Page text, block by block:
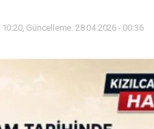
Güncelleme: 28.04.2026 - 00:36